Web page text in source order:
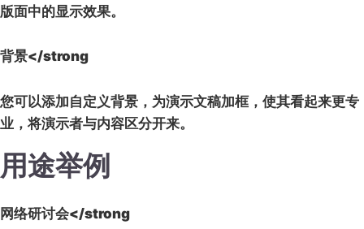
版面中的显示效果。
背景</strong
您可以添加自定义背景，为演示文稿加框，使其看起来更专
业，将演示者与内容区分开来。
用途举例
网络研讨会</strong